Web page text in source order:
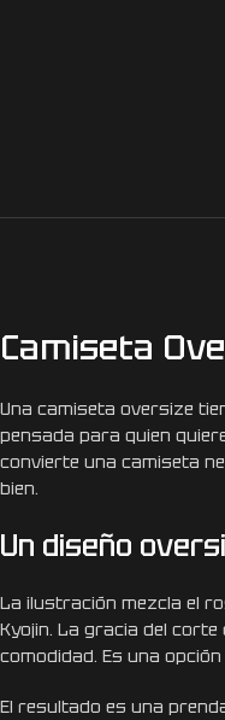
Camiseta
Una camiseta oversize
pensada para quien
convierte una camiseta
bien.
Un diseño
La ilustración mezcla el
Kyojin. La gracia del
comodidad. Es una
El resultado es una